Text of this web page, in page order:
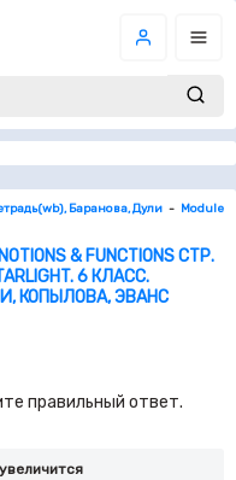
Баранова, Дули Module 1
NOTIONS & FUNCTIONS СТР.
6 КЛАСС.
КОПЫЛОВА, ЭВАНС
правильный ответ.